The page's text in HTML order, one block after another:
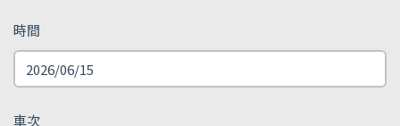
時間
車次